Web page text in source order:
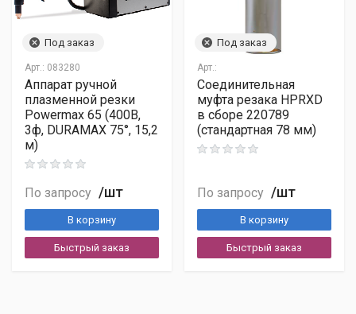
Под заказ
Арт.: 083280
Аппарат ручной
плазменной резки
Powermax 65 (400В,
3ф, DURAMAX 75°, 15,2
м)
По запросу /шт
В корзину
Быстрый заказ
Под заказ
Арт.:
Соединительная
муфта резака HPRXD
в сборе 220789
(стандартная 78 мм)
По запросу /шт
В корзину
Быстрый заказ